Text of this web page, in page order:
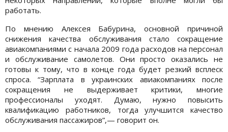
работать.
По мнению Алексея Бабурина, основной причиной
снижения качества обслуживания стало сокращение
авиакомпаниями с начала 2009 года расходов на персонал
и обслуживание самолетов. Они просто оказались не
готовы к тому, что в конце года будет резкий всплеск
спроса. “Зарплата в украинских авиакомпаниях после
сокращения не выдерживает критики, многие
профессионалы уходят. Думаю, нужно повысить
квалификацию работников, тогда улучшится качество
обслуживания пассажиров”,— говорит он.